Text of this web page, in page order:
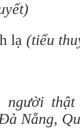
lạ (tiểu
người
Nẵng,